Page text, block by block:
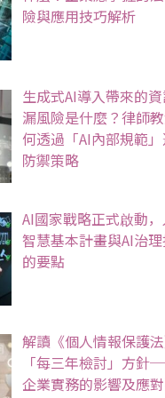
險與應用技巧解析
生成式AI導入帶來的
漏風險是什麼？律師
何透過「AI內部規範
防禦策略
AI國家戰略正式啟動
智慧基本計畫與AI治
的要點
解讀《個人情報保護法
「每三年檢討」方
企業實務的影響及應